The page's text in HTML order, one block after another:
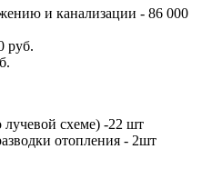
и канализации - 86 000
руб.
схеме) -22 шт
отопления - 2шт